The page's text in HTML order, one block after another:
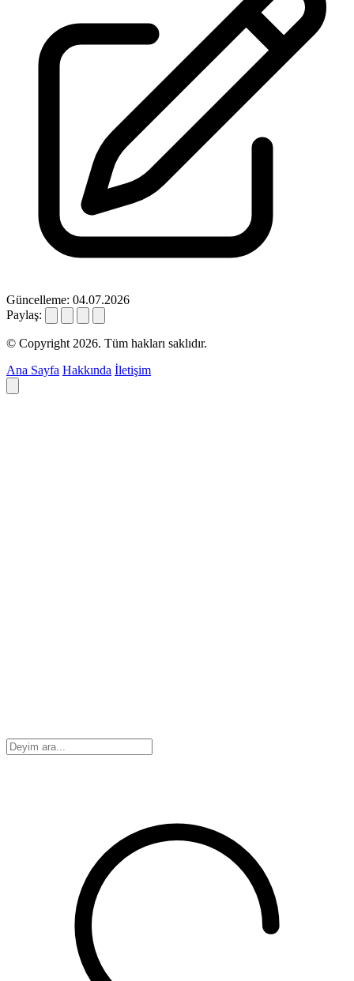
Güncelleme: 04.07.2026
Paylaş:
© Copyright 2026. Tüm hakları saklıdır.
Ana Sayfa Hakkında İletişim